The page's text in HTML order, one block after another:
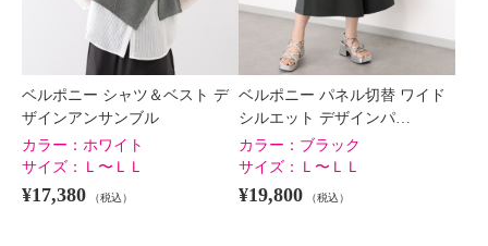
ベルポニー シャツ＆ベスト デ
ザインアンサンブル
カラー： ホワイト
サイズ：
Ｌ〜ＬＬ
¥17,380 （税込）
ベルポニー パネル切替 ワイド
シルエット デザインパ…
カラー： ブラック
サイズ：
Ｌ〜ＬＬ
¥19,800 （税込）